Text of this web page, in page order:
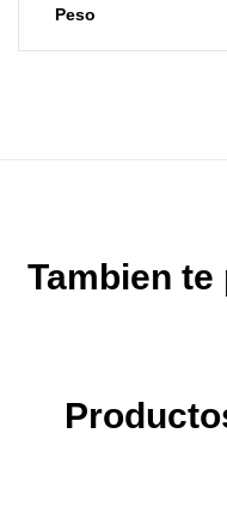
Peso
Tambien te